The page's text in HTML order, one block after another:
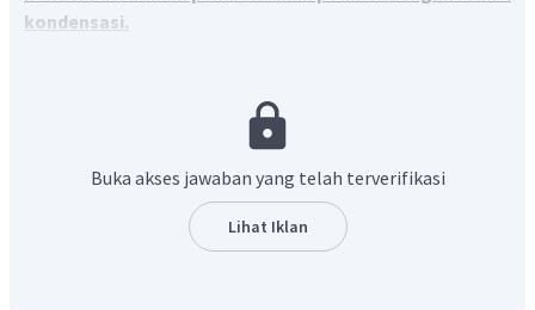
kondensasi.
polimerisasi, polimer dapat dibedakan menjadi polimer
adisi dan polimer kondensasi. Polimerisasi adisi adalah
putusnya ikatan rangkap yang terdapat pada monomer,
untuk kemudian saling terikat satu sama lain membentuk
kesatuan molekul raksasa. Sedangkan polimerisasi
Buka akses jawaban yang telah terverifikasi
Lihat Iklan